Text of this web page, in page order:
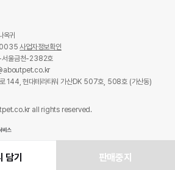
담기 판매중지
옥귀
사업자정보확인
서울금천-2382호
로 144, 현대테라타워 가산DK 507호, 508호 (가산동)
all rights reserved.